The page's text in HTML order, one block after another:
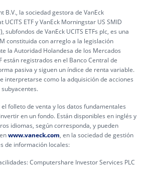
B.V., la sociedad gestora de VanEck
ETF y VanEck Morningstar US SMID
subfondos de VanEck UCITS ETFs plc, es una
constituida con arreglo a la legislación
la Autoridad Holandesa de los Mercados
están registrados en el Banco Central de
pasiva y siguen un índice de renta variable.
interpretarse como la adquisición de acciones
subyacentes.
folleto de venta y los datos fundamentales
en un fondo. Están disponibles en inglés y
idiomas, según corresponda, y pueden
www.vaneck.com, en la sociedad de gestión
de información locales:
Computershare Investor Services PLC